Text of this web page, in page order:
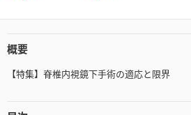
概要
【特集】脊椎内視鏡下手術の適応と限界